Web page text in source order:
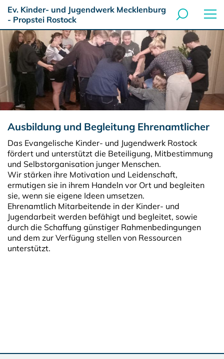
Ev. Kinder- und Jugendwerk Mecklenburg
- Propstei Rostock
Ausbildung und Begleitung Ehrenamtlicher
Das Evangelische Kinder- und Jugendwerk Rostock
fördert und unterstützt die Beteiligung, Mitbestimmung
und Selbstorganisation junger Menschen.
Wir stärken ihre Motivation und Leidenschaft,
ermutigen sie in ihrem Handeln vor Ort und begleiten
sie, wenn sie eigene Ideen umsetzen.
Ehrenamtlich Mitarbeitende in der Kinder- und
Jugendarbeit werden befähigt und begleitet, sowie
durch die Schaffung günstiger Rahmenbedingungen
und dem zur Verfügung stellen von Ressourcen
unterstützt.